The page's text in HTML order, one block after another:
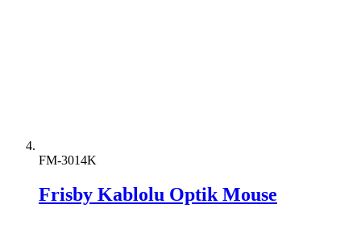
FM-3014K
Frisby Kablolu Optik Mouse